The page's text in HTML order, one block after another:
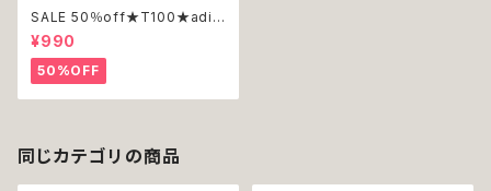
SALE 50％off★T100★adid
og★ワンピース★グレー×ネイ
ビー★ユニオンジャック★国旗
★フラッグ★襟付き★3号
¥990
50%OFF
同じカテゴリの商品